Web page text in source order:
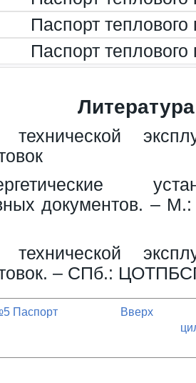
Литература
технической
документов. –
технической
– СПб.:
Паспорт
Вверх